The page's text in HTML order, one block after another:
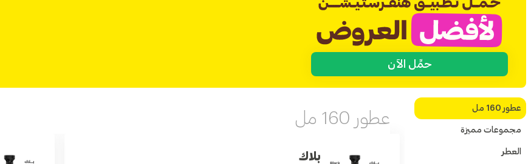
حمِّل الآن
عطور 160 مل
مجموعات مميزة
العطر
عطور 160 مل
بلاك